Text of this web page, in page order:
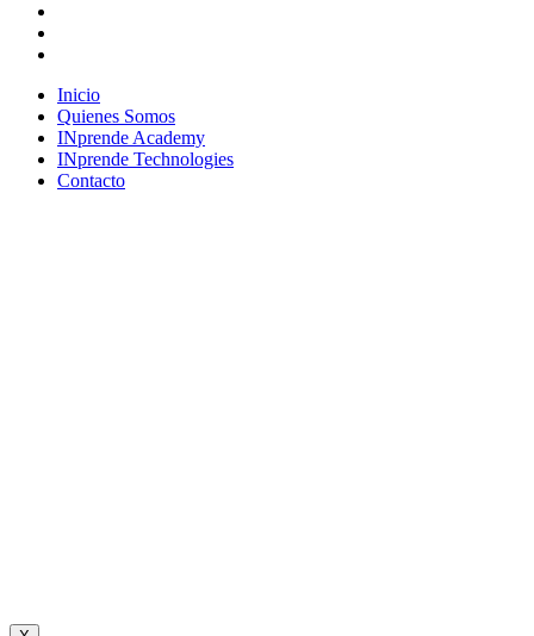
Close
Menu
Inicio
Quienes Somos
INprende Academy
INprende Technologies
Contacto